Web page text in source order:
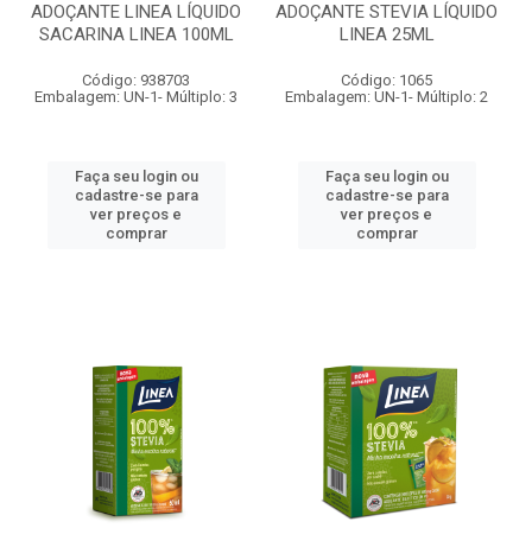
ADOÇANTE LINEA LÍQUIDO
SACARINA LINEA 100ML
Código: 938703
Embalagem: UN-1- Múltiplo: 3
Faça seu login ou
cadastre-se para
ver preços e
comprar
ADOÇANTE STEVIA LÍQUIDO
LINEA 25ML
Código: 1065
Embalagem: UN-1- Múltiplo: 2
Faça seu login ou
cadastre-se para
ver preços e
comprar